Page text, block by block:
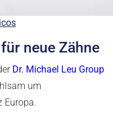
neue Zähne
Dr. Michael Leu Group
um
Europa.